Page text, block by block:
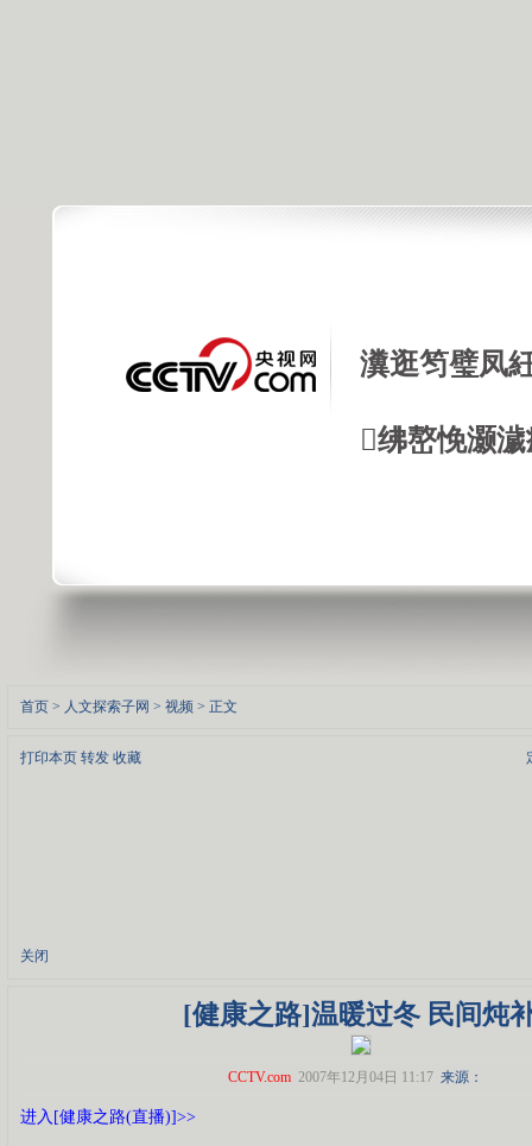
瀵逛笉璧凤
绋嶅悗灏
首页 > 人文探索子网 > 视频 > 正文
打印本页 转发 收藏
关闭
[健康之路]温暖过冬 民间炖
CCTV.com 2007年12月04日 11:17 来源：
进入[健康之路(直播)]>>